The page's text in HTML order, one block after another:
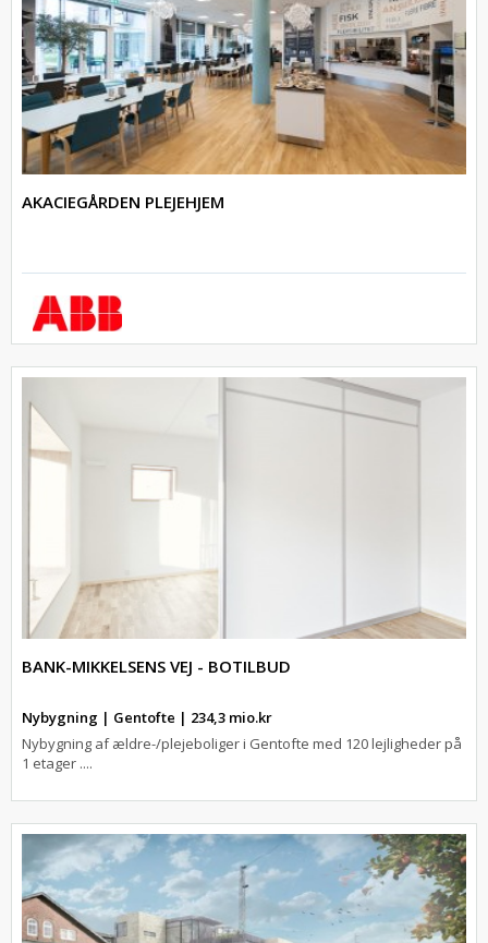
AKACIEGÅRDEN PLEJEHJEM
BANK-MIKKELSENS VEJ - BOTILBUD
Nybygning | Gentofte | 234,3 mio.kr
Nybygning af ældre-/plejeboliger i Gentofte med 120 lejligheder på
1 etager ....